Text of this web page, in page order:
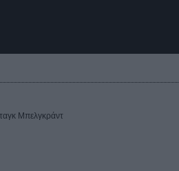
Μπελγκράντ